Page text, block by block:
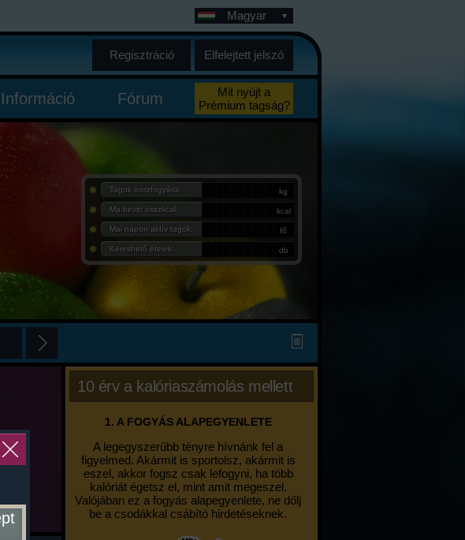
Magyar
Regisztráció Elfelejtett jelszó
Információ Fórum
Mit nyújt a
Prémium tagság?
Tagok összfogyása: kg
Ma bevitt összkcal: kcal
Mai napon aktív tagok: fő
Kereshető ételek: db
10 érv a kalóriaszámolás mellett
1. A FOGYÁS ALAPEGYENLETE
A legegyszerűbb tényre hívnánk fel a
figyelmed. Akármit is sportolsz, akármit is
eszel, akkor fogsz csak lefogyni, ha több
kalóriát égetsz el, mint amit megeszel.
Valójában ez a fogyás alapegyenlete, ne dőlj
be a csodákkal csábító hirdetéseknek.